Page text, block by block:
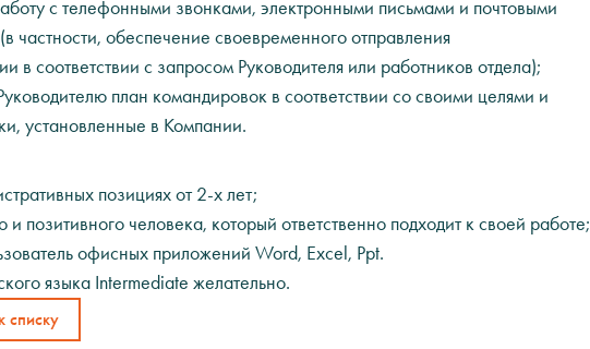
с телефонными звонками, электронными письмами и почтовыми
частности, обеспечение своевременного отправления
в соответствии с запросом Руководителя или работников отдела);
план командировок в соответствии со своими целями и
установленные в Компании.
позициях от 2-х лет;
позитивного человека, который ответственно подходит к своей работе;
офисных приложений Word, Excel, Ppt.
языка Intermediate желательно.
списку